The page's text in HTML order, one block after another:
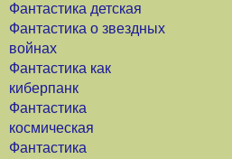
Фантастика детская
Фантастика о звездных
войнах
Фантастика как
киберпанк
Фантастика
космическая
Фантастика